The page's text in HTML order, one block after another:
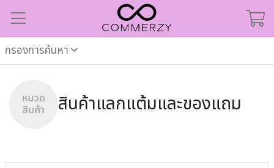
กรองการค้นหา
สินค้าแลกแต้มและของแถม